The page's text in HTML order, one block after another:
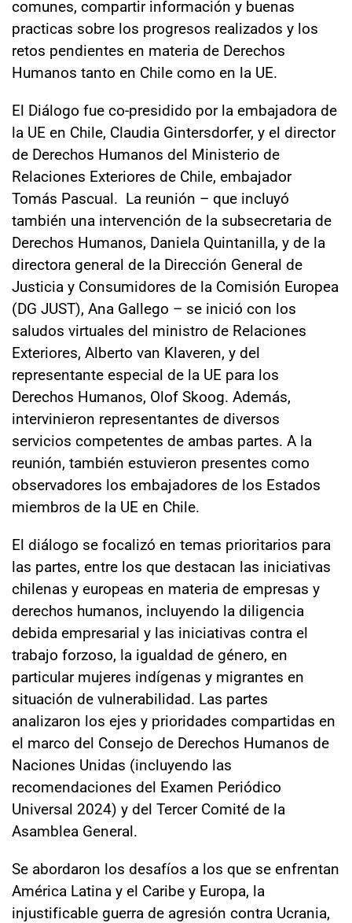
comunes, compartir información y buenas
practicas sobre los progresos realizados y los
retos pendientes en materia de Derechos
Humanos tanto en Chile como en la UE.
El Diálogo fue co-presidido por la embajadora de
la UE en Chile, Claudia Gintersdorfer, y el director
de Derechos Humanos del Ministerio de
Relaciones Exteriores de Chile, embajador
Tomás Pascual. La reunión – que incluyó
también una intervención de la subsecretaria de
Derechos Humanos, Daniela Quintanilla, y de la
directora general de la Dirección General de
Justicia y Consumidores de la Comisión Europea
(DG JUST), Ana Gallego – se inició con los
saludos virtuales del ministro de Relaciones
Exteriores, Alberto van Klaveren, y del
representante especial de la UE para los
Derechos Humanos, Olof Skoog. Además,
intervinieron representantes de diversos
servicios competentes de ambas partes. A la
reunión, también estuvieron presentes como
observadores los embajadores de los Estados
miembros de la UE en Chile.
El diálogo se focalizó en temas prioritarios para
las partes, entre los que destacan las iniciativas
chilenas y europeas en materia de empresas y
derechos humanos, incluyendo la diligencia
debida empresarial y las iniciativas contra el
trabajo forzoso, la igualdad de género, en
particular mujeres indígenas y migrantes en
situación de vulnerabilidad. Las partes
analizaron los ejes y prioridades compartidas en
el marco del Consejo de Derechos Humanos de
Naciones Unidas (incluyendo las
recomendaciones del Examen Periódico
Universal 2024) y del Tercer Comité de la
Asamblea General.
Se abordaron los desafíos a los que se enfrentan
América Latina y el Caribe y Europa, la
injustificable guerra de agresión contra Ucrania,